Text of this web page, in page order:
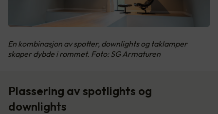
En kombinasjon av spotter, downlights og taklamper
skaper dybde i rommet. Foto: SG Armaturen
Plassering av spotlights og
downlights